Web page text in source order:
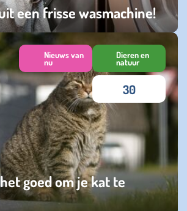
een frisse wasmachine!
2025
goed om je kat te
Nieuws van
nu
Dieren en
natuur
30